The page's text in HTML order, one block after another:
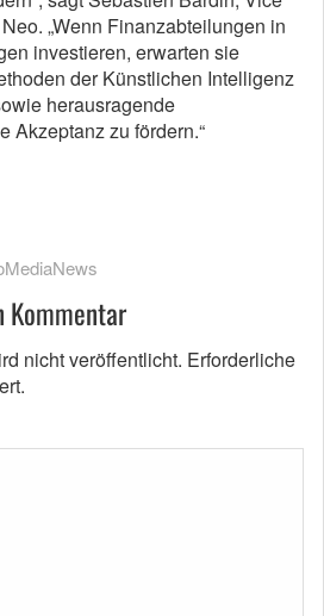
„Wenn Finanzabteilungen in
investieren, erwarten sie
der Künstlichen Intelligenz
herausragende
Akzeptanz zu fördern.“
Kommentar
nicht veröffentlicht. Erforderliche